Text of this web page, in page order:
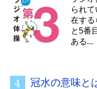
られ
在する
と5番
ある...
冠水の意味と